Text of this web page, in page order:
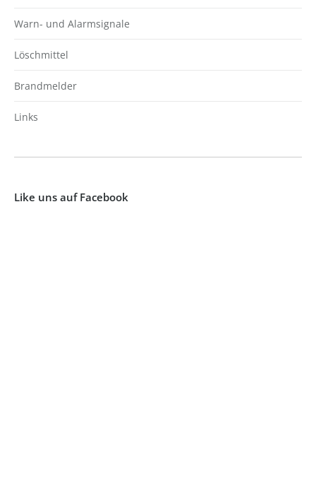
Warn- und Alarmsignale
Löschmittel
Brandmelder
Links
Like uns auf Facebook